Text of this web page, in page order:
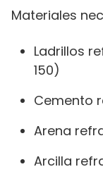
Materiales
Ladrillos
150)
Cemento
Arena
Arcilla